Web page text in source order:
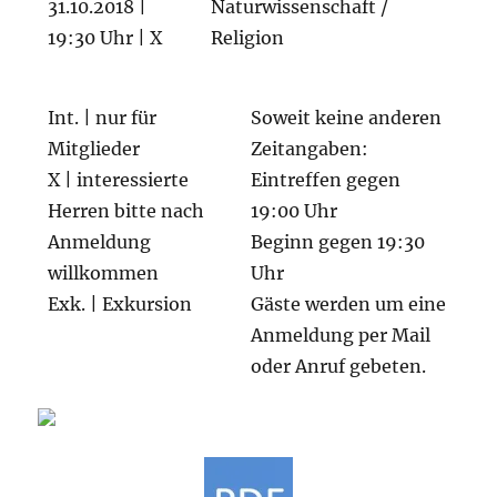
31.10.2018 |
19:30 Uhr | X
Naturwissenschaft /
Religion
Int. | nur für
Mitglieder
X | interessierte
Herren bitte nach
Anmeldung
willkommen
Exk. | Exkursion
Soweit keine anderen
Zeitangaben:
Eintreffen gegen
19:00 Uhr
Beginn gegen 19:30
Uhr
Gäste werden um eine
Anmeldung per Mail
oder Anruf gebeten.